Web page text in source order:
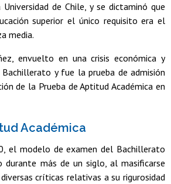
de Chile, y se dictaminó que
superior el único requisito era el
media.
envuelto en una crisis económica y
y fue la prueba de admisión
de la Prueba de Aptitud Académica en
Académica
el modelo de examen del Bachillerato
durante más de un siglo, al masificarse
críticas relativas a su rigurosidad